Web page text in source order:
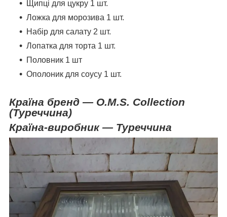
Щипці для цукру 1 шт.
Ложка для морозива 1 шт.
Набір для салату 2 шт.
Лопатка для торта 1 шт.
Половник 1 шт
Ополоник для соусу 1 шт.
Країна бренд — O.M.S. Collection
(Туреччина)
Країна-виробник — Туреччина